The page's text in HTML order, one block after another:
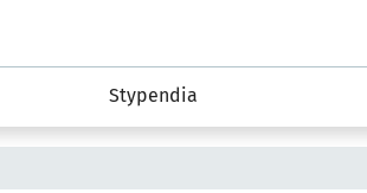
Kultura
Stypendia